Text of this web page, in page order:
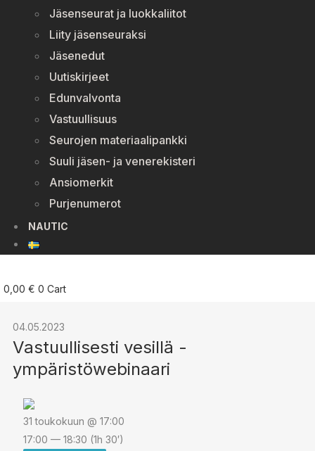
Jäsenseurat ja luokkaliitot
Liity jäsenseuraksi
Jäsenedut
Uutiskirjeet
Edunvalvonta
Vastuullisuus
Seurojen materiaalipankki
Suuli jäsen- ja venerekisteri
Ansiomerkit
Purjenumerot
NAUTIC
0,00 € 0 Cart
04.05.2023
Vastuullisesti vesillä -
ympäristöwebinaari
31 toukokuun @ 17:00
17:00 — 18:30 (1h 30′)